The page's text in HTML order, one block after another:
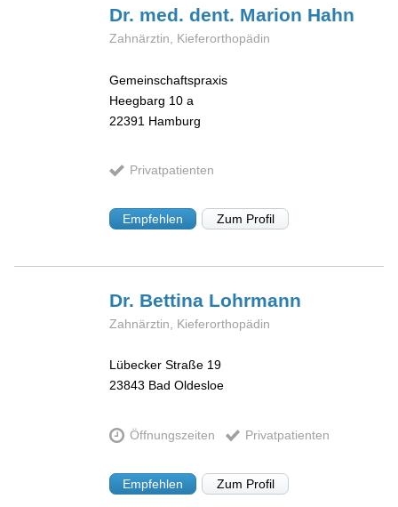
Dr. med. dent. Marion Hahn
Zahnärztin, Kieferorthopädin
Gemeinschaftspraxis
Heegbarg 10 a
22391 Hamburg
Privatpatienten
Empfehlen Zum Profil
Dr. Bettina Lohrmann
Zahnärztin, Kieferorthopädin
Lübecker Straße 19
23843 Bad Oldesloe
Öffnungszeiten Privatpatienten
Empfehlen Zum Profil